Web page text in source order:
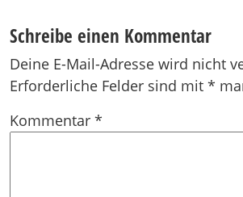
Schreibe einen Kommentar
Deine E-Mail-Adresse wird nicht
Erforderliche Felder sind mit *
Kommentar *